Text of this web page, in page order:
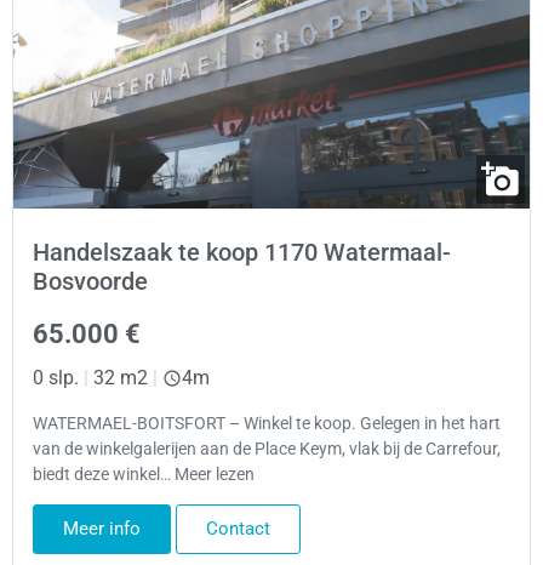
Handelszaak te koop 1170 Watermaal-
Bosvoorde
65.000 €
0 slp. 32 m2 4m
WATERMAEL-BOITSFORT – Winkel te koop. Gelegen in het hart
van de winkelgalerijen aan de Place Keym, vlak bij de Carrefour,
biedt deze winkel… Meer lezen
Meer info Contact